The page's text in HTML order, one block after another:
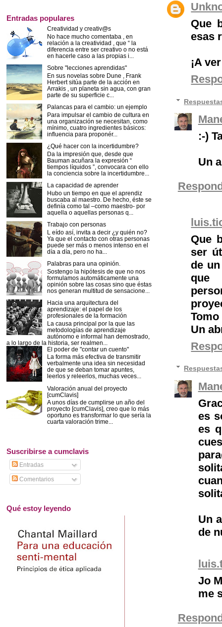
Que
esas
¡A
:-)
Un
Que
ser
de
que
Un
es
es
Un
de
Jo
me
Entradas populares
Creatividad y creativ@s
No hace mucho comentaba , en
relación a la creatividad , que “ la
diferencia entre ser creativo o no está
en hacerle caso a las propias i...
Sobre "lecciones aprendidas"
En sus novelas sobre Dune , Frank
Herbert sitúa parte de la acción en
Arrakis , un planeta sin agua, con gran
parte de su superficie c...
Palancas para el cambio: un ejemplo
Para impulsar el cambio de cultura en
una organización se necesitan, como
mínimo, cuatro ingredientes básicos:
influencia para proponér...
¿Qué hacer con la incertidumbre?
Da la impresión que, desde que
Bauman acuñara la expresión “
tiempos líquidos ”, convocara con ello
la conciencia sobre la incertidumbre...
La capacidad de aprender
Hubo un tiempo en que el aprendiz
buscaba al maestro. De hecho, éste se
definía como tal –como maestro- por
aquella o aquellas personas q...
Trabajo con personas
L eído así, invita a decir ¿y quién no?
Ya que el contacto con otras personas
puede ser más o menos intenso en el
día a día, pero no ha...
Palabras para una opinión.
Sostengo la hipótesis de que no nos
formulamos automáticamente una
opinión sobre las cosas sino que éstas
nos generan multitud de sensacione...
Hacia una arquitectura del
aprendizaje: el papel de los
profesionales de la formación
La causa principal por la que las
metodologías de aprendizaje
autónomo e informal han demostrado,
a lo largo de la historia, ser realmen...
El poder de "contar un cuento"
La forma más efectiva de transmitir
verbalmente una idea sin necesidad
de que se deban tomar apuntes,
leerlos y releerlos, muchas veces...
Valoración anual del proyecto
[cumClavis]
A unos días de cumplirse un año del
proyecto [cumClavis], creo que lo más
oportuno es transformar lo que sería la
cuarta valoración trime...
Suscribirse a cumclavis
Entradas
Comentarios
Qué estoy leyendo